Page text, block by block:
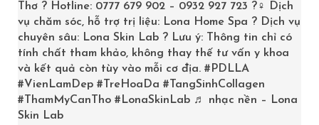
Thơ ? Hotline: 0777 679 902 – 0932 927 723 ?‍♀️ Dịch
vụ chăm sóc, hỗ trợ trị liệu: Lona Home Spa ? Dịch vụ
chuyên sâu: Lona Skin Lab ? Lưu ý: Thông tin chỉ có
tính chất tham khảo, không thay thế tư vấn y khoa
và kết quả còn tùy vào mỗi cơ địa. #PDLLA
#VienLamDep #TreHoaDa #TangSinhCollagen
#ThamMyCanTho #LonaSkinLab ♬ nhạc nền – Lona
Skin Lab